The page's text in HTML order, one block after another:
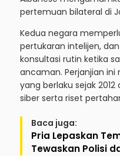
pertemuan bilateral di
Kedua negara
pertukaran intelijen,
konsultasi rutin ketika
ancaman. Perjanjian
yang berlaku sejak
siber serta riset
Baca juga:
Pria Lepaskan
Tewaskan Polisi